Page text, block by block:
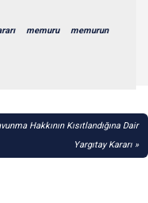
memuru memurun
Hakkının Kısıtlandığına Dair
Yargıtay Kararı